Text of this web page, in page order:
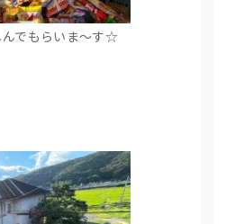
んでもらいま～す☆